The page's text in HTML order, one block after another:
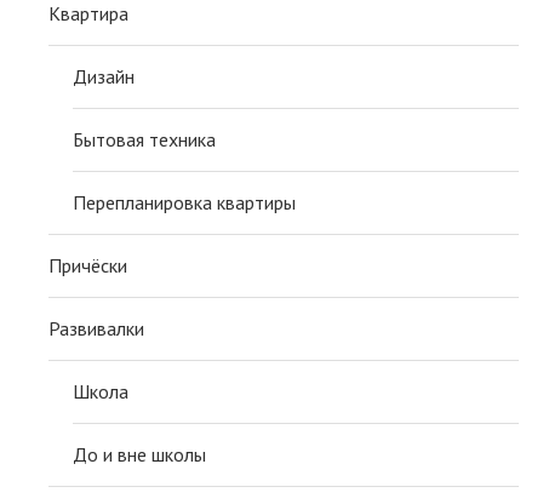
Квартира
Дизайн
Бытовая техника
Перепланировка квартиры
Причёски
Развивалки
Школа
До и вне школы